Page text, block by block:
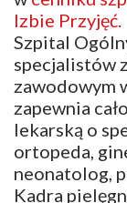
Izbie Przyjęć.
Szpital
specjalistów
zawodowym
zapewnia
lekarską o
ortopeda,
neonatolog,
Kadra